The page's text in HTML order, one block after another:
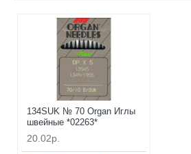
134SUK № 70 Organ Иглы
швейные *02263*
20.02р.